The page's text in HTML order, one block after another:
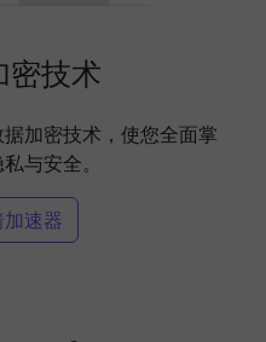
密技术
加密技术，使您全面掌
与安全。
速器